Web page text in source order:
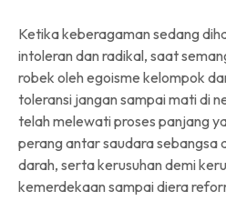
Ketika keberagaman sedang
intoleran dan radikal, saat
robek oleh egoisme kelompok
toleransi jangan sampai mati di
telah melewati proses panjang
perang antar saudara sebangsa
darah, serta kerusuhan demi
kemerdekaan sampai diera